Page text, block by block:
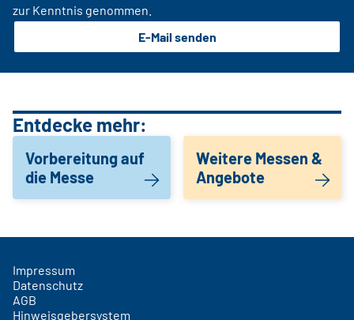
zur Kenntnis genommen.
E-Mail senden
Entdecke mehr:
Vorbereitung auf
die Messe
Weitere Messen &
Angebote
Impressum
Datenschutz
AGB
Hinweisgebersystem